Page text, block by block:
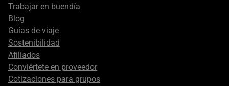
Trabajar en buendía
Blog
Guías de viaje
Sostenibilidad
Afiliados
Conviértete en proveedor
Cotizaciones para grupos